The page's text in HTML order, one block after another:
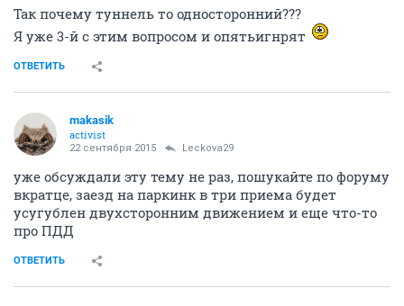
Так почему туннель то односторонний???
Я уже 3-й с этим вопросом и опятьигнрят
ОТВЕТИТЬ
makasik
activist
22 сентября 2015 Leckova29
уже обсуждали эту тему не раз, пошукайте по форуму
вкратце, заезд на паркинк в три приема будет
усугублен двухсторонним движением и еще что-то
про ПДД
ОТВЕТИТЬ